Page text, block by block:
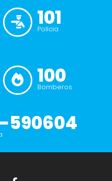
101
Polícia
100
Bomberos
590604